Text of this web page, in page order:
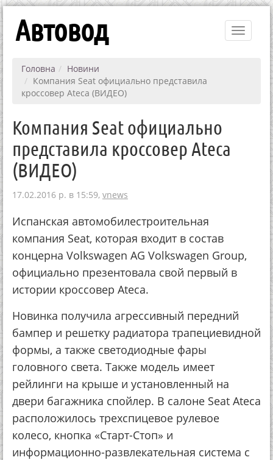
Toggle
Автовод
Головна
Новини
Компания Seat официально представила
кроссовер Ateca (ВИДЕО)
Компания Seat официально
представила кроссовер Ateca
(ВИДЕО)
17.02.2016 р. в 15:59, vnews
Испанская автомобилестроительная
компания Seat, которая входит в состав
концерна Volkswagen AG Volkswagen Group,
официально презентовала свой первый в
истории кроссовер Ateca.
Новинка получила агрессивный передний
бампер и решетку радиатора трапециевидной
формы, а также светодиодные фары
головного света. Также модель имеет
рейлинги на крыше и установленный на
двери багажника спойлер. В салоне Seat Ateca
расположилось трехспицевое рулевое
колесо, кнопка «Старт-Стоп» и
информационно-развлекательная система с